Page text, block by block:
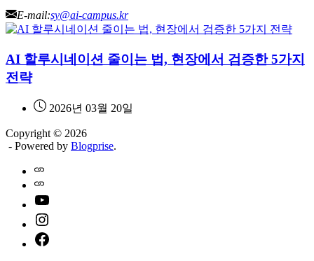
E-mail:sy@ai-campus.kr
AI 할루시네이션 줄이는 법, 현장에서 검증한 5가지
전략
2026년 03월 20일
Copyright © 2026
- Powered by Blogprise.